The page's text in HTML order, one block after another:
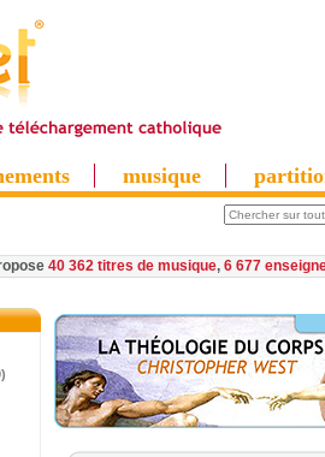
musique
40 362 titres de musique, 6 677